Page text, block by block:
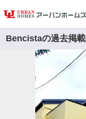
Bencistaの過去掲